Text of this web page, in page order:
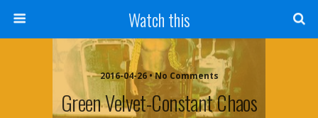
Watch this
2016-04-26 • No Comments
Green Velvet-Constant Chaos